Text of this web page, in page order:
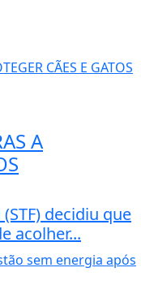
A
decidiu que
acolher...